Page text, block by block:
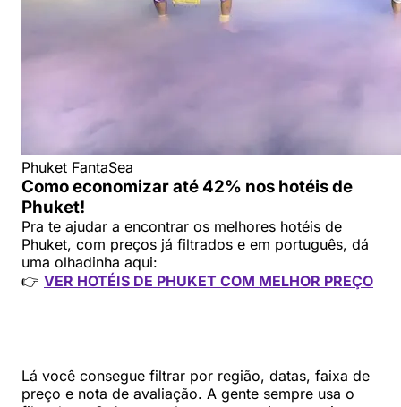
Phuket FantaSea
Como economizar até 42% nos hotéis de
Phuket!
Pra te ajudar a encontrar os melhores hotéis de
Phuket, com preços já filtrados e em português, dá
uma olhadinha aqui:
👉 VER HOTÉIS DE PHUKET COM MELHOR PREÇO
Lá você consegue filtrar por região, datas, faixa de
preço e nota de avaliação. A gente sempre usa o